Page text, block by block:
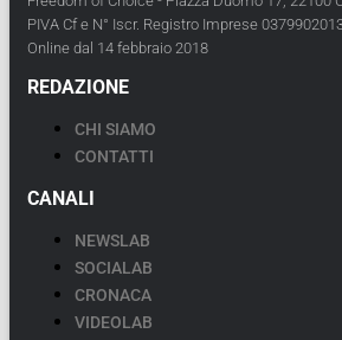
PIVA Cf e N° Iscr. Registro Imprese
Online dal 14 febbraio 2018
REDAZIONE
CHI SIAMO
CONTATTI
CANALI
NEWSLAB
SOCIALAB
CRONACA
VIDEOLAB